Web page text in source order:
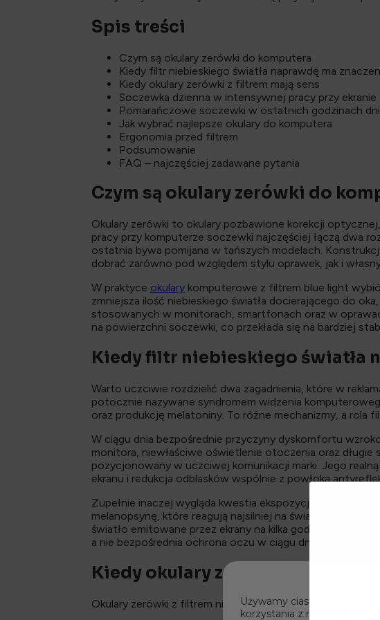
Spis treści
Czym są okulary zerówki do komputera
Kiedy filtr niebieskiego światła naprawdę ma
Kiedy okulary zerówki z filtrem mają sens
Soczewka dzienna w intensywnej pracy przy ekranie
Pomarańczowe soczewki w ostatnich godzinach
Jak wybrać najlepsze okulary do komputera
Ergonomia przed filtrem
Podsumowanie
FAQ – najczęściej zadawane pytania
Czym są okulary zerówki do
Okulary zerówki to okulary pozbawione korekcji
pracy przy komputerze soczewki najczęściej łączą dwa
ostatnia bywa pomijana w tańszych modelach.
dobrać zarówno pod względem stylu oprawek, jak i
W praktyce okulary komputerowe z filtrem blue light
zmniejsza ilość niebieskiego światła docierającego do
stosowanych w monitorach, smartfonach oraz w
na powierzchni soczewki, co przekłada się na bardziej
Kiedy filtr niebieskiego światła
Warto uczciwie rozdzielić dwa zagadnienia, które w
potocznie nazywane syndromem widzenia
oraz produkcję melatoniny. To różne mechanizmy, a rola
W ciągu dnia bezpośrednie przyczyny dyskomfortu
monitora, niewłaściwe oświetlenie otoczenia oraz
pozycjonowany w uczciwej komunikacji marki. Jego
ekranu i redukcja odblasków wspólnie z powłoką
Zupełnie inaczej wygląda kwestia ekspozycji na
melanopsynę, które reagują najsilniej na światło o
światło emitowane przez ekrany na kilka godzin przed
a nie bezpośrednia ochrona oczu w ciągu dnia, jest
Kiedy okulary zerówki z filtrem
Okulary zerówki z filtrem nie są rozwiązaniem
Używamy ciasteczek, aby
korzystania z naszej witryny.